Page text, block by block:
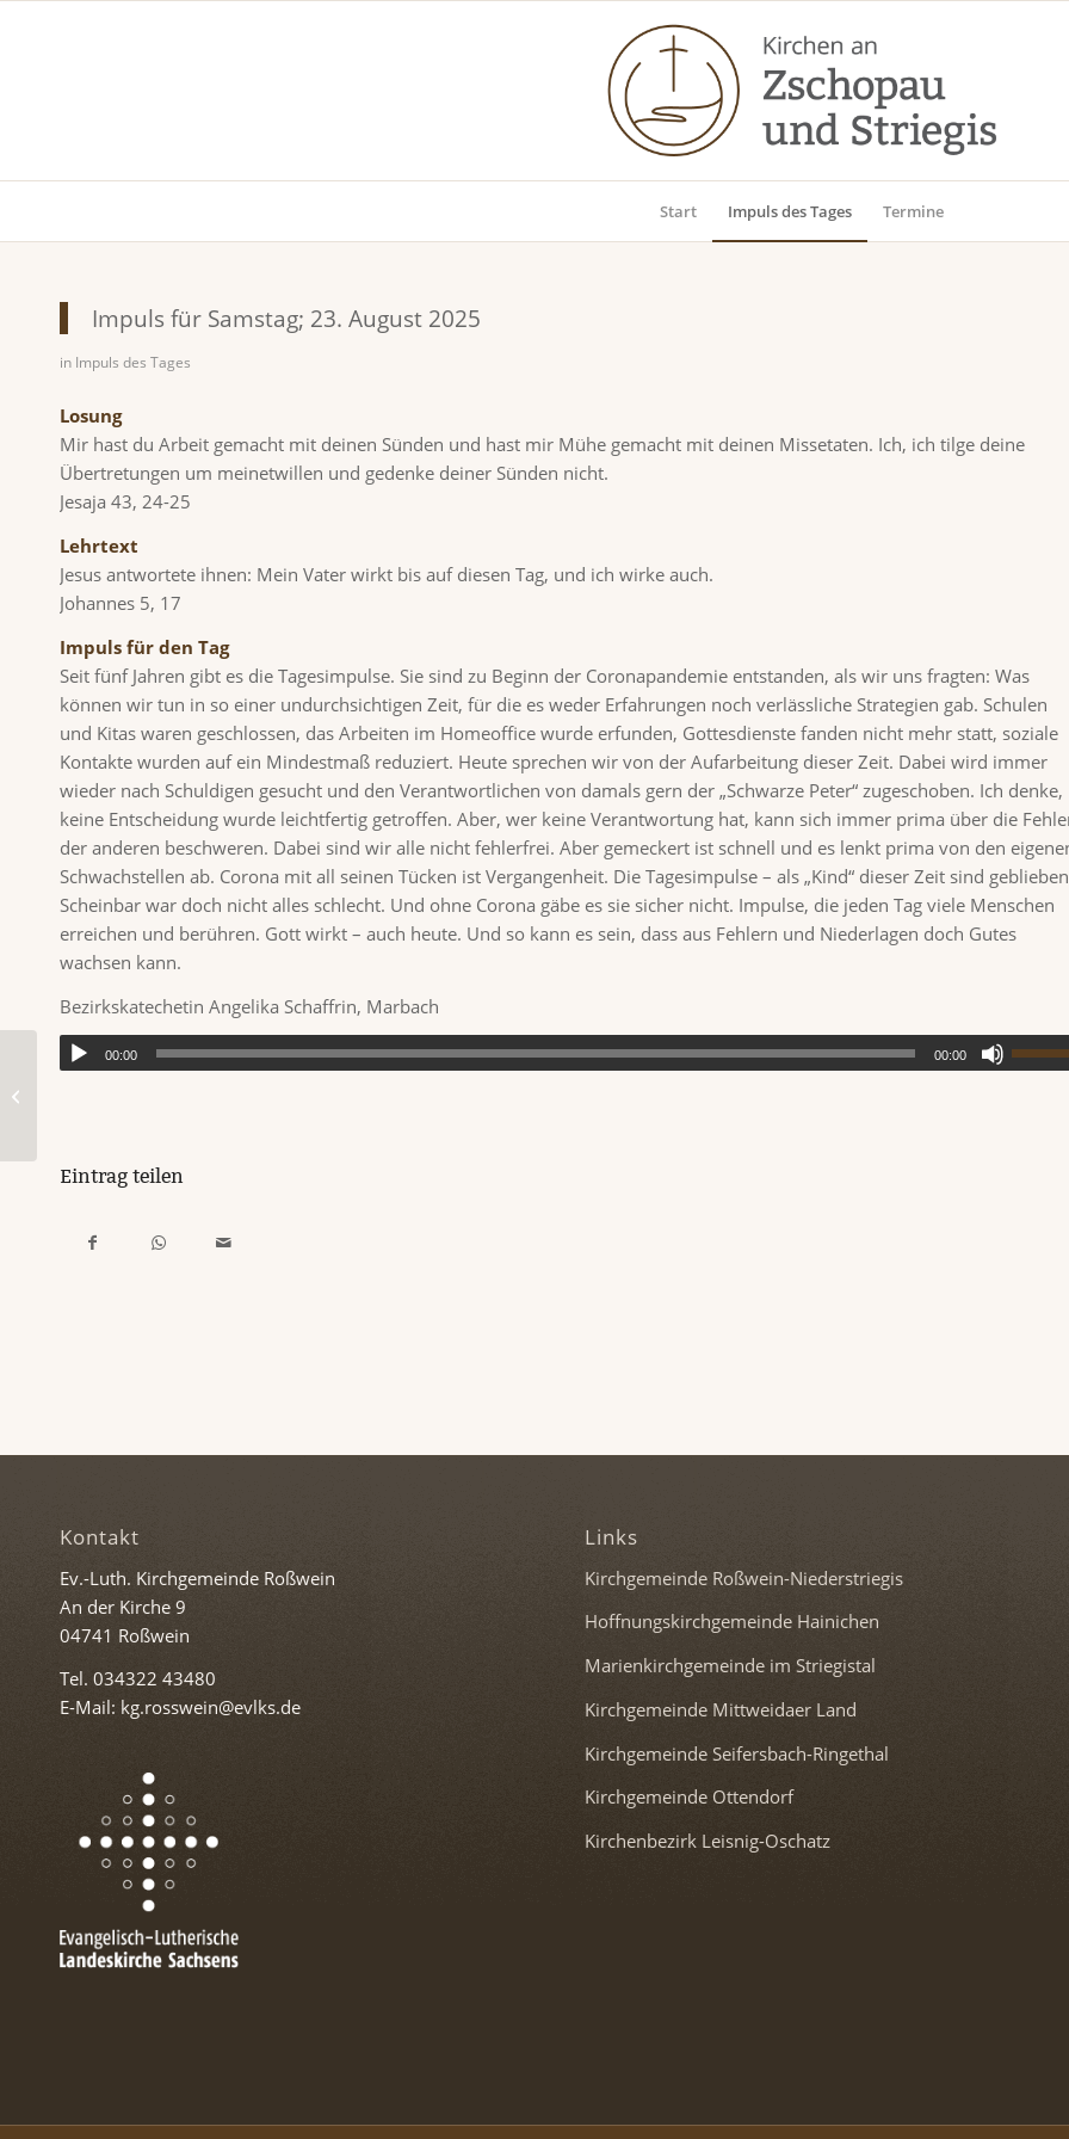
Start Impuls des Tages Termine
Impuls für Samstag; 23. August 2025
in Impuls des Tages
Losung
Mir hast du Arbeit gemacht mit deinen Sünden und hast mir Mühe gemacht mit deinen Missetaten. Ich, ich tilge deine
Übertretungen um meinetwillen und gedenke deiner Sünden nicht.
Jesaja 43, 24-25
Lehrtext
Jesus antwortete ihnen: Mein Vater wirkt bis auf diesen Tag, und ich wirke auch.
Johannes 5, 17
Impuls für den Tag
Seit fünf Jahren gibt es die Tagesimpulse. Sie sind zu Beginn der Coronapandemie entstanden, als wir uns fragten: Was
können wir tun in so einer undurchsichtigen Zeit, für die es weder Erfahrungen noch verlässliche Strategien gab. Schulen
und Kitas waren geschlossen, das Arbeiten im Homeoffice wurde erfunden, Gottesdienste fanden nicht mehr statt, soziale
Kontakte wurden auf ein Mindestmaß reduziert. Heute sprechen wir von der Aufarbeitung dieser Zeit. Dabei wird immer
wieder nach Schuldigen gesucht und den Verantwortlichen von damals gern der „Schwarze Peter“ zugeschoben. Ich denke,
keine Entscheidung wurde leichtfertig getroffen. Aber, wer keine Verantwortung hat, kann sich immer prima über die
der anderen beschweren. Dabei sind wir alle nicht fehlerfrei. Aber gemeckert ist schnell und es lenkt prima von den
Schwachstellen ab. Corona mit all seinen Tücken ist Vergangenheit. Die Tagesimpulse – als „Kind“ dieser Zeit sind
Scheinbar war doch nicht alles schlecht. Und ohne Corona gäbe es sie sicher nicht. Impulse, die jeden Tag viele Menschen
erreichen und berühren. Gott wirkt – auch heute. Und so kann es sein, dass aus Fehlern und Niederlagen doch Gutes
wachsen kann.
Bezirkskatechetin Angelika Schaffrin, Marbach
00:00 00:00
Eintrag teilen
Kontakt
Ev.-Luth. Kirchgemeinde Roßwein
An der Kirche 9
04741 Roßwein
Tel. 034322 43480
E-Mail: kg.rosswein@evlks.de
Links
Kirchgemeinde Roßwein-Niederstriegis
Hoffnungskirchgemeinde Hainichen
Marienkirchgemeinde im Striegistal
Kirchgemeinde Mittweidaer Land
Kirchgemeinde Seifersbach-Ringethal
Kirchgemeinde Ottendorf
Kirchenbezirk Leisnig-Oschatz